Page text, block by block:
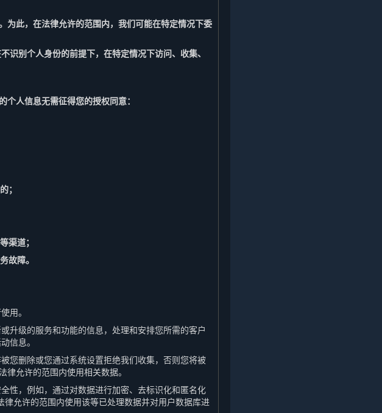
为此，在法律允许的范围内，我们可能在特定情况下委
识别个人身份的前提下，在特定情况下访问、收集、
人信息无需征得您的授权同意：
；
渠道；
故障。
用。
升级的服务和功能的信息，处理和安排您所需的客户
信息。
您删除或您通过系统设置拒绝我们收集，否则您将被
允许的范围内使用相关数据。
性，例如，通过对数据进行加密、去标识化和匿名化
允许的范围内使用该等已处理数据并对用户数据库进